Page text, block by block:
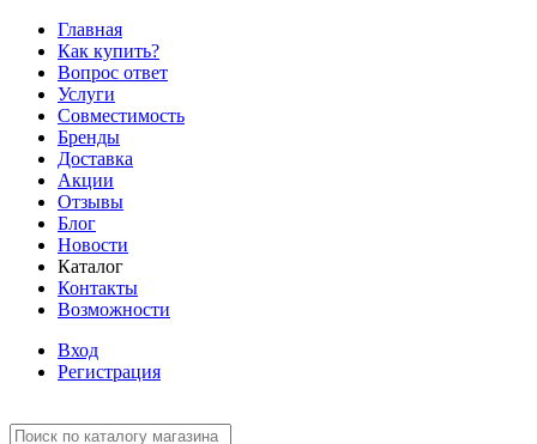
Главная
Как купить?
Вопрос ответ
Услуги
Совместимость
Бренды
Доставка
Акции
Отзывы
Блог
Новости
Каталог
Контакты
Возможности
Вход
Регистрация